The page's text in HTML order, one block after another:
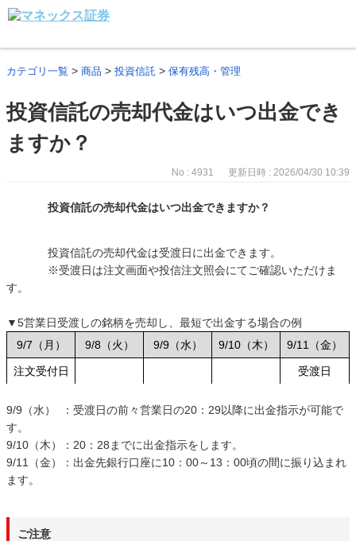
カテゴリ一覧 > 商品 > 投資信託 > 保有残高・管理
投資信託の売却代金はいつ出金でき
ますか？
No : 4931 更新日時 : 2026/04/30 10:39
投資信託の売却代金はいつ出金できますか？
投資信託の売却代金は受渡日に出金できます。
※受渡日は注文画面や投信注文照会にてご確認いただけま
す。
▼5営業日受渡しの銘柄を売却し、最短で出金する場合の例
9/7（月）
9/8（火） 9/9（水） 9/10（木） 9/11（金）
注文受付日 受渡日
9/9（水） ：受渡日の前々営業日の20：29以降に出金指示が可能で
す。
9/10（木）：20：28までに出金指示をします。
9/11（金）：出金先銀行口座に10：00～13：00頃の間に振り込まれ
ます。
ご注意